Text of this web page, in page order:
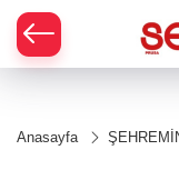
Anasayfa